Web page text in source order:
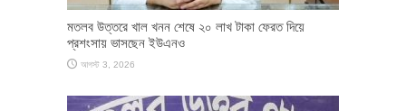
মতলব উত্তরে খাল খনন শেষে ২০ লাখ টাকা ফেরত দিয়ে
প্রশংসায় ভাসছেন ইউএনও
আগস্ট 3, 2026